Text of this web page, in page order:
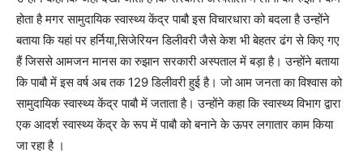
होता है मगर सामुदायिक स्वास्थ्य केंद्र पाबौ इस विचारधारा को बदला है उन्होंने
बताया कि यहां पर हर्निया,सिजेरियन डिलीवरी जैसे केश भी बेहतर ढंग से किए गए
हैं जिससे आमजन मानस का रुझान सरकारी अस्पताल में बड़ा है। उन्होंने बताया
कि पाबौ में इस वर्ष अब तक 129 डिलीवरी हुई है। जो आम जनता का विश्वास को
सामुदायिक स्वास्थ्य केंद्र पाबौ में जताता है। उन्होंने कहा कि स्वास्थ्य विभाग द्वारा
एक आदर्श स्वास्थ्य केंद्र के रूप में पाबौ को बनाने के ऊपर लगातार काम किया
जा रहा है ।